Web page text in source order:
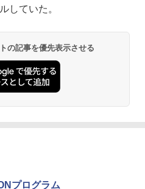
していた。
の記事を優先表示させる
プログラム